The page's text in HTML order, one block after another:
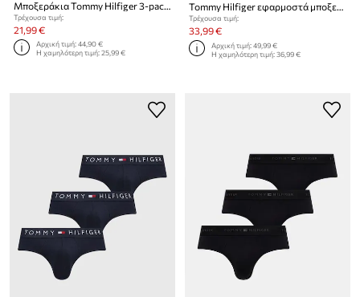
Τρέχουσα τιμή:
21,99 €
Αρχική τιμή:44,90 €
Η χαμηλότερη τιμή:25,99 €
Tommy Hilfiger εφαρμοστά μποξεράκια ανδρικά βαμβάκι με ελαστάν 3-pack
Τρέχουσα τιμή:
33,99 €
Αρχική τιμή:49,99 €
Η χαμηλότερη τιμή:36,99 €